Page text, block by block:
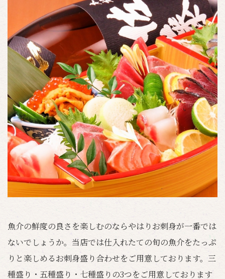
魚介の鮮度の良さを楽しむのならやはりお刺身が一番では
ないでしょうか。当店では仕入れたての旬の魚介をたっぷ
りと楽しめるお刺身盛り合わせをご用意しております。三
種盛り・五種盛り・七種盛りの3つをご用意しております